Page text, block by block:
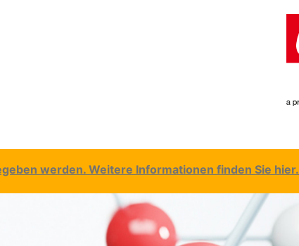
werden. Weitere Informationen finden Sie hier.